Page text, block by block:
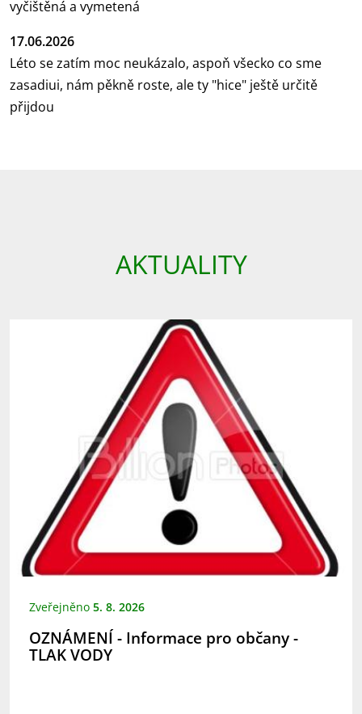
vyčištěná a vymetená
17.06.2026
Léto se zatím moc neukázalo, aspoň všecko co sme
zasadiui, nám pěkně roste, ale ty "hice" ještě určitě
přijdou
AKTUALITY
Zveřejněno 5. 8. 2026
OZNÁMENÍ - Informace pro občany -
TLAK VODY